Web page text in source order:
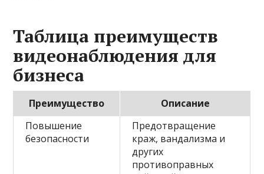
Таблица преимуществ
видеонаблюдения для
бизнеса
Преимущество
Описание
Повышение
безопасности
Предотвращение
краж, вандализма и
других
противоправных